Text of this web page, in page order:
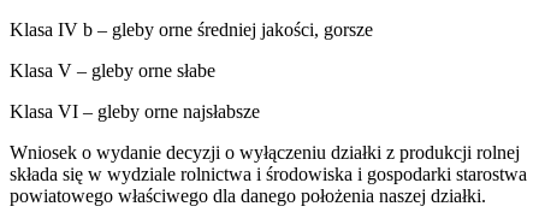
Klasa IV b – gleby orne średniej jakości, gorsze
Klasa V – gleby orne słabe
Klasa VI – gleby orne najsłabsze
Wniosek o wydanie decyzji o wyłączeniu działki z produkcji rolnej
składa się w wydziale rolnictwa i środowiska i gospodarki starostwa
powiatowego właściwego dla danego położenia naszej działki.